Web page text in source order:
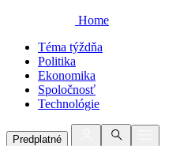
Home
Téma týždňa
Politika
Ekonomika
Spoločnosť
Technológie
Predplatné